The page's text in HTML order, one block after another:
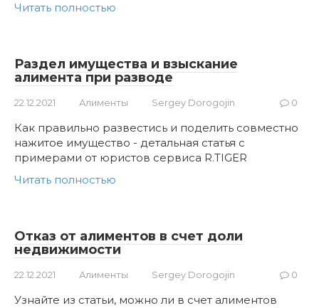
Читать полностью
Раздел имущества и взыскание
алимента при разводе
22.12.2021 Алименты Sergey Dorogojin 0
Как правильно развестись и поделить совместно
нажитое имущество - детальная статья с
примерами от юристов сервиса R.TIGER
Читать полностью
Отказ от алиментов в счет доли
недвижимости
22.12.2021 Алименты Sergey Dorogojin 0
Узнайте из статьи, можно ли в счет алиментов